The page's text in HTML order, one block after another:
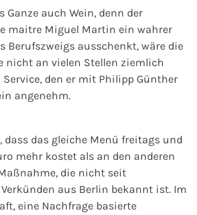
Ganze auch Wein, denn der
maitre Miguel Martin ein wahrer
Berufszweigs ausschenkt, wäre die
nicht an vielen Stellen ziemlich
den er mit Philipp Günther
angenehm.
dass das gleiche Menü freitags und
mehr kostet als an den anderen
die nicht seit
aus Berlin bekannt ist. Im
eine Nachfrage basierte